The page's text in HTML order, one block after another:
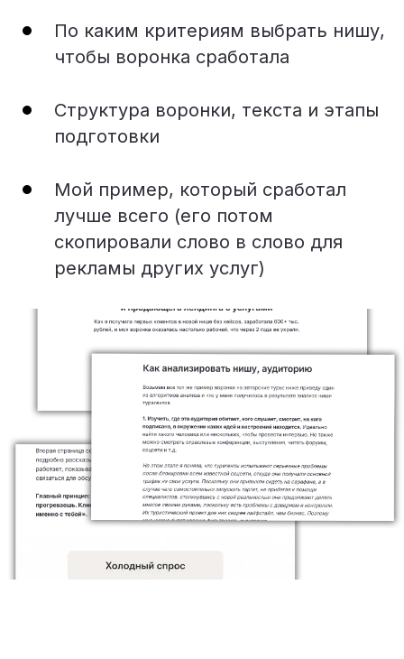
По каким критериям выбрать нишу,
чтобы воронка сработала
Структура воронки, текста и этапы
подготовки
Мой пример, который сработал
лучше всего (его потом
скопировали слово в слово для
рекламы других услуг)